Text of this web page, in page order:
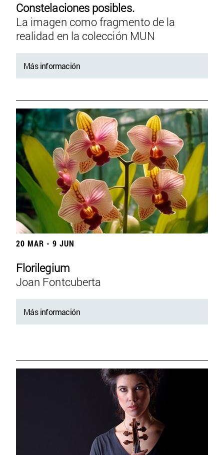
Constelaciones posibles.
La imagen como fragmento de la
realidad en la colección MUN
Más información
20 MAR - 9 JUN
Florilegium
Joan Fontcuberta
Más información